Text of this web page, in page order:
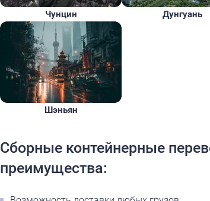
Чунцин Дунгуань
Шэньян
Сборные контейнерные
преимущества: